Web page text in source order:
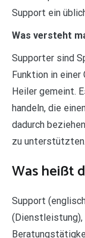
Support ein
Was versteht
Supporter sind
Funktion in
Heiler gemeint.
handeln, die
dadurch
zu unterstützten.
Was heißt
Support